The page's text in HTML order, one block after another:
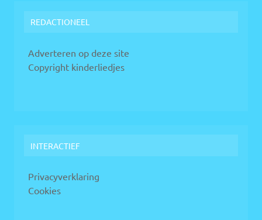
REDACTIONEEL
Adverteren op deze site
Copyright kinderliedjes
INTERACTIEF
Privacyverklaring
Cookies